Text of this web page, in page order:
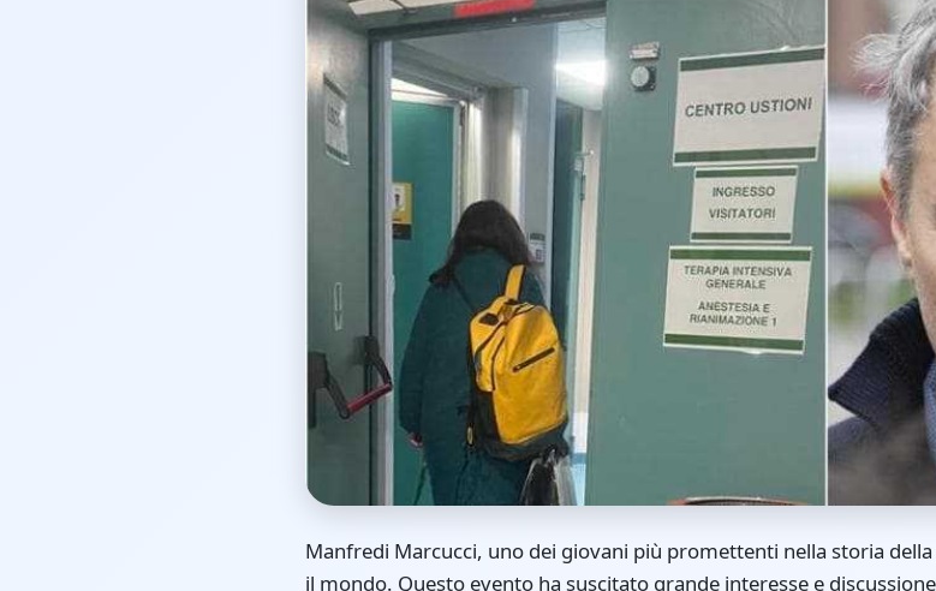
Manfredi Marcucci, uno dei giovani più promettenti nella storia
il mondo. Questo evento ha suscitato grande interesse e